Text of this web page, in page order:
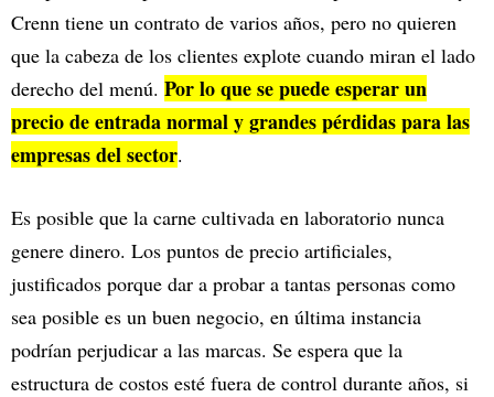
Crenn tiene un contrato de varios años, pero no quieren
que la cabeza de los clientes explote cuando miran el lado
derecho del menú. Por lo que se puede esperar un
precio de entrada normal y grandes pérdidas para las
empresas del sector.
Es posible que la carne cultivada en laboratorio nunca
genere dinero. Los puntos de precio artificiales,
justificados porque dar a probar a tantas personas como
sea posible es un buen negocio, en última instancia
podrían perjudicar a las marcas. Se espera que la
estructura de costos esté fuera de control durante años, si